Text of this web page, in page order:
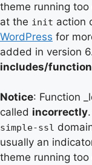
theme running
at the init action
WordPress for
added in version
includes/
Notice: Function
called incorrectly
simple-ssl
usually an
theme running